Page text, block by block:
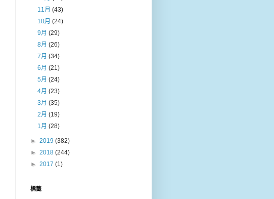
11月(43)
10月(24)
9月(29)
8月(26)
7月(34)
6月(21)
5月(24)
4月(23)
3月(35)
2月(19)
1月(28)
► 2019 (382)
► 2018 (244)
► 2017 (1)
標籤